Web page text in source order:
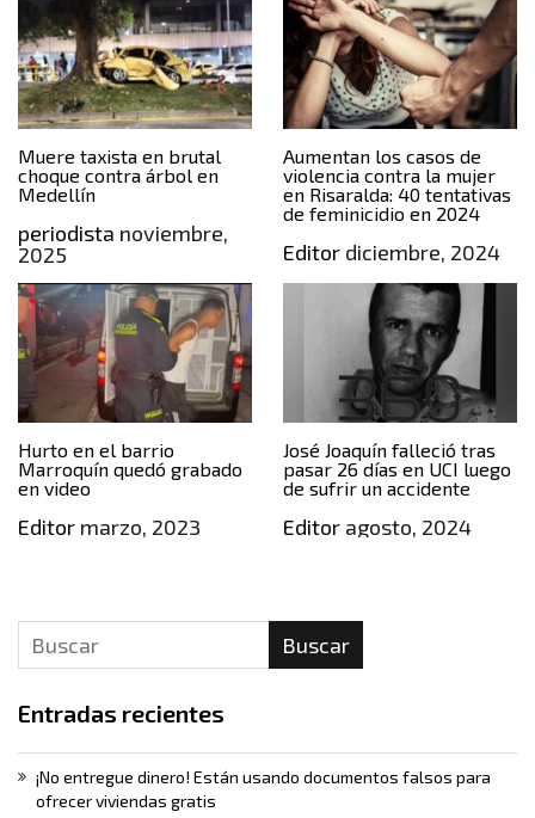
Muere taxista en brutal
choque contra árbol en
Medellín
periodista noviembre,
2025
Aumentan los casos de
violencia contra la mujer
en Risaralda: 40 tentativas
de feminicidio en 2024
Editordiciembre, 2024
Hurto en el barrio
Marroquín quedó grabado
en video
Editor marzo, 2023
José Joaquín falleció tras
pasar 26 días en UCI luego
de sufrir un accidente
Editoragosto, 2024
Buscar
Entradas recientes
¡No entregue dinero! Están usando documentos falsos para
ofrecer viviendas gratis